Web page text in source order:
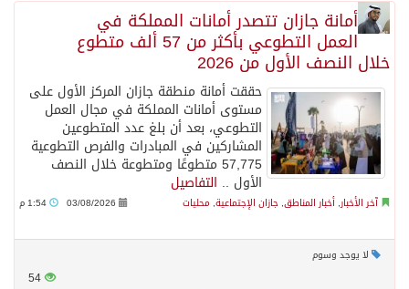
التحالف: إصابة (11) مدنياً في نجران نتيجة اعتداءات حوثية إرهابية
التحالف يعزي الحكومة اليمنية في استشهاد قوات يمنية جراء هجوم حوثي غادر
مصدر سعودي مسؤول: تنسيق بين الميليشيات الحوثية والعراقية وإيران للإعداد لاعتداءات تستهدف المملكة
حالة الطقس المتوقعة اليوم في المملكة
أمانة جازان تتصدر أمانات المملكة في
العمل التطوعي بأكثر من 57 ألف متطوع
خلال النصف الأول من 2026
حققت أمانة منطقة جازان المركز الأول على
مستوى أمانات المملكة في مجال العمل
التطوعي، بعد أن بلغ عدد المتطوعين
المشاركين في المبادرات والفرص التطوعية
57,775 متطوعًا ومتطوعة خلال النصف
الأول .. التفاصيل
آخر الأخبار, أخبار المناطق, جازان الإجتماعية, محليات 03/08/2026
لا يوجد وسوم
54